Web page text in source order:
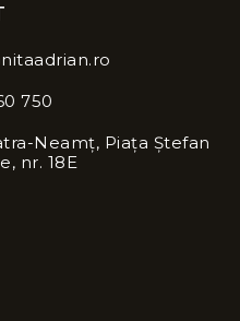
750
Neamț, Piața Ștefan
nr. 18E